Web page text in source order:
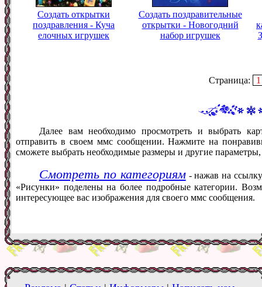
Создать открытки
поздравления - Куча
елочных игрушек
Создать поздравительные
открытки - Новогодний
набор игрушек
Страница: 1
Далее вам необходимо просмотреть и выбрать
отправить в своем ммс сообщении. Нажмите на
сможете выбрать необходимые размеры и другие
Смотреть по категориям- нажав на
«Рисунки» поделены на более подробные категории.
интересующее вас изображения для своего ммс сообщения.